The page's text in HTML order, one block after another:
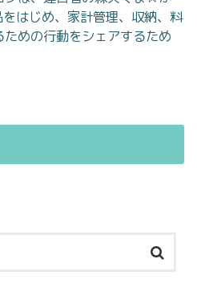
はじめ、家計管理、収納、料
めの行動をシェアするため